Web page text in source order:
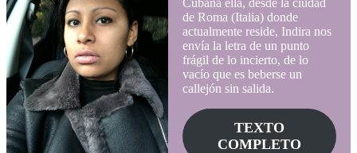
de Roma (Italia) donde
actualmente reside, Indira nos
envía la letra de un punto
frágil de lo incierto, de lo
vacío que es beberse un
callejón sin salida.
TEXTO
COMPLETO